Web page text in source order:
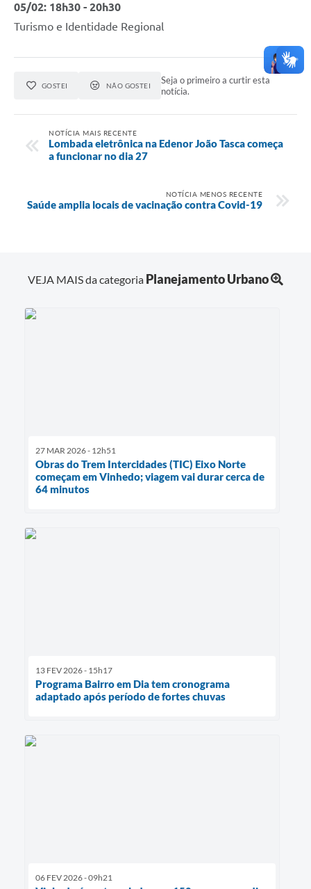
05/02: 18h30 - 20h30
Turismo e Identidade Regional
GOSTEI NÃO GOSTEI
Seja o primeiro a curtir esta
notícia.
NOTÍCIA MAIS RECENTE
Lombada eletrônica na Edenor João Tasca começa
a funcionar no dia 27
NOTÍCIA MENOS RECENTE
Saúde amplia locais de vacinação contra Covid-19
VEJA MAIS da categoria Planejamento Urbano
27 MAR 2026 - 12h51
Obras do Trem Intercidades (TIC) Eixo Norte
começam em Vinhedo; viagem vai durar cerca de
64 minutos
13 FEV 2026 - 15h17
Programa Bairro em Dia tem cronograma
adaptado após período de fortes chuvas
06 FEV 2026 - 09h21